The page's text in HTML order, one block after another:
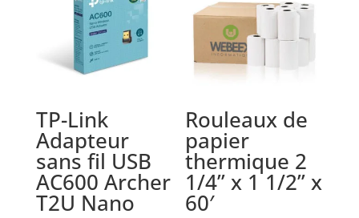
TP-Link
Adapteur
sans fil USB
AC600 Archer
T2U Nano
Rouleaux de
papier
thermique 2
1/4” x 1 1/2” x
60′